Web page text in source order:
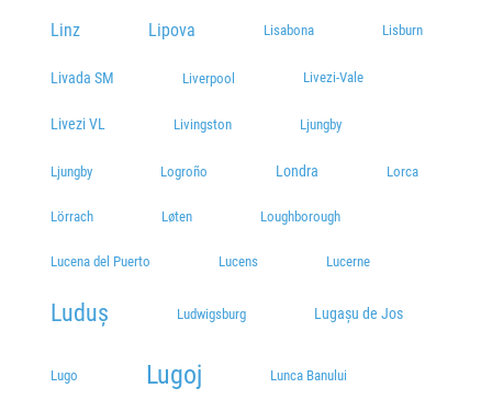
Linz Lipova Lisabona Lisburn
Livada SM Liverpool Livezi-Vale
Livezi VL Livingston Ljungby
Ljungby Logroño Londra Lorca
Lörrach Løten Loughborough
Lucena del Puerto Lucens Lucerne
Luduș Ludwigsburg Lugașu de Jos
Lugo Lugoj Lunca Banului